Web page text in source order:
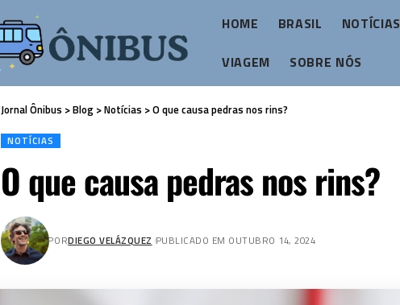
HOME BRASIL NOTÍCIAS
VIAGEM
SOBRE NÓS
Jornal Ônibus >Blog >Notícias >O que causa pedras nos rins?
NOTÍCIAS
O que causa pedras nos rins?
PORDIEGO VELÁZQUEZ PUBLICADO EM OUTUBRO 14, 2024